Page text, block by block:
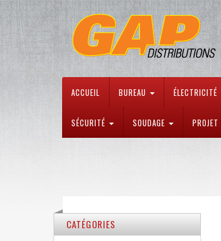
ACCUEIL BUREAU ÉLECTRICITÉ
SÉCURITÉ SOUDAGE
CATÉGORIES